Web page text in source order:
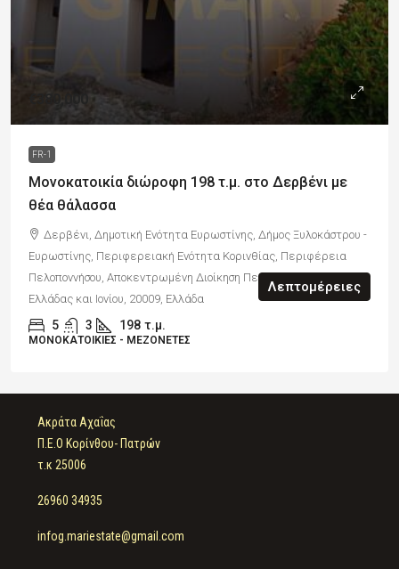
€380,000
FR-1
Μονοκατοικία διώροφη 198 τ.μ. στο Δερβένι με
θέα θάλασσα
Δερβένι, Δημοτική Ενότητα Ευρωστίνης, Δήμος Ξυλοκάστρου -
Ευρωστίνης, Περιφερειακή Ενότητα Κορινθίας, Περιφέρεια
Πελοποννήσου, Αποκεντρωμένη Διοίκηση Πελοποννήσου, Δυτικής
Ελλάδας και Ιονίου, 20009, Ελλάδα
5 3 198 τ.μ.
ΜΟΝΟΚΑΤΟΙΚΊΕΣ - ΜΕΖΟΝΈΤΕΣ
Λεπτομέρειες
Ακράτα Αχαΐας
Π.Ε.Ο Κορίνθου- Πατρών
τ.κ 25006
26960 34935
infog.mariestate@gmail.com